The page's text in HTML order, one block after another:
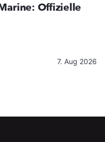
Offizielle
7. Aug 2026